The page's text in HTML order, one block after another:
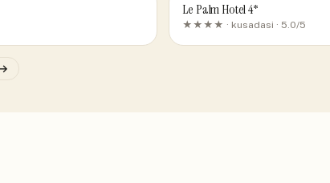
Le Palm Hotel 4*
★★★★ · kusadasi · 5.0/5
→